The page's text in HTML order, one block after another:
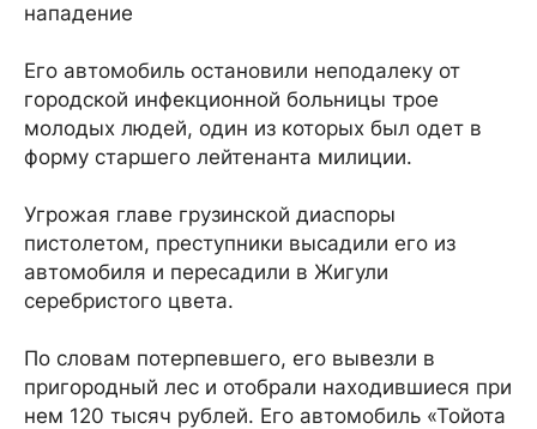
нападение
Его автомобиль остановили неподалеку от
городской инфекционной больницы трое
молодых людей, один из которых был одет в
форму старшего лейтенанта милиции.
Угрожая главе грузинской диаспоры
пистолетом, преступники высадили его из
автомобиля и пересадили в Жигули
серебристого цвета.
По словам потерпевшего, его вывезли в
пригородный лес и отобрали находившиеся при
нем 120 тысяч рублей. Его автомобиль «Тойота